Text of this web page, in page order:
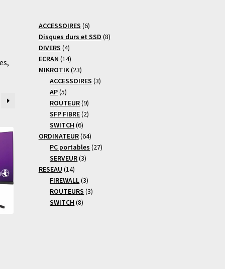
ACCESSOIRES 66
produits
Disques durs et SSD 88
DIVERS 44
produits
ECRAN 1414
produits
MIKROTIK 2323
produits
ACCESSOIRES 33
AP 55
produits
ROUTEUR 99
produits
SFP FIBRE 22
SWITCH 66
produits
ORDINATEUR 6464
produits
PC portables 2727
SERVEUR 33
RESEAU 1414
produits
FIREWALL 33
produits
ROUTEURS 33
SWITCH 88